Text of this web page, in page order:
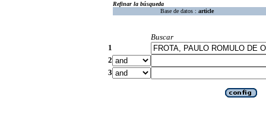
Refinar la búsqueda
Base de datos : article
Buscar
1
2
3